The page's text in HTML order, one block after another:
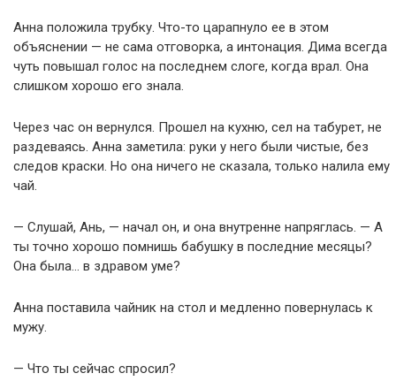
Анна положила трубку. Что-то царапнуло ее в этом
объяснении — не сама отговорка, а интонация. Дима всегда
чуть повышал голос на последнем слоге, когда врал. Она
слишком хорошо его знала.
Через час он вернулся. Прошел на кухню, сел на табурет, не
раздеваясь. Анна заметила: руки у него были чистые, без
следов краски. Но она ничего не сказала, только налила ему
чай.
— Слушай, Ань, — начал он, и она внутренне напряглась. — А
ты точно хорошо помнишь бабушку в последние месяцы?
Она была… в здравом уме?
Анна поставила чайник на стол и медленно повернулась к
мужу.
— Что ты сейчас спросил?